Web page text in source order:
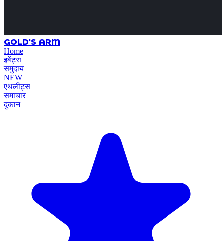
GOLD'S ARM
Home
इवेंट्स
समुदाय
NEW
एथलीट्स
समाचार
दुकान